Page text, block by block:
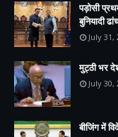
पड़ोसी
बुनियादी
July 31,
मुट्ठी भर
July 30,
बीजिंग में